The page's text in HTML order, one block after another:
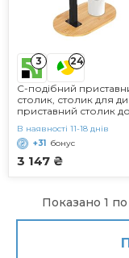
3 24
С-подібний
столик, столик для
приставний столик до
обертається на 360,
маленький приставний
столик 40 x 22 см,
приставні столики,
телефону/планшета
3 147 ₴
В наявності 11-18 днів
+31 бонус
Показано 1 по